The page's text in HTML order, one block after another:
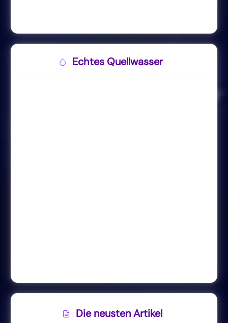
Echtes Quellwasser
Die neusten Artikel